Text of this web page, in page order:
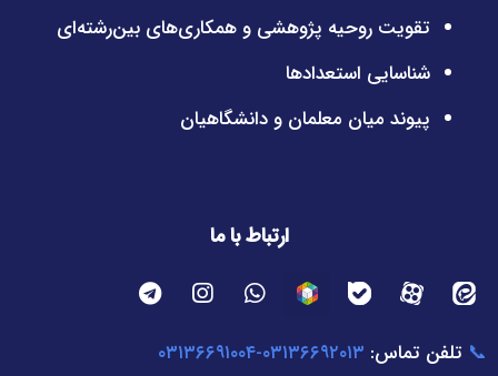
تقویت روحیه پژوهشی و همکاری‌های بین‌رشته‌ای
شناسایی استعدادها
پیوند میان معلمان و دانشگاهیان
ارتباط با ما
📞 تلفن تماس: ۰۳۱۳۶۶۹۲۰۱۳-۰۳۱۳۶۶۹۱۰۰۴